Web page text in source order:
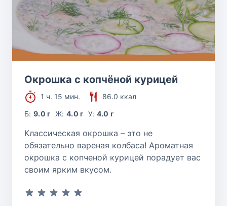
Окрошка с копчёной курицей
1 ч. 15 мин.
86.0 ккал
Б:9.0 г Ж: 4.0 г У: 4.0 г
Классическая окрошка – это не
обязательно вареная колбаса! Ароматная
окрошка с копченой курицей порадует вас
своим ярким вкусом.